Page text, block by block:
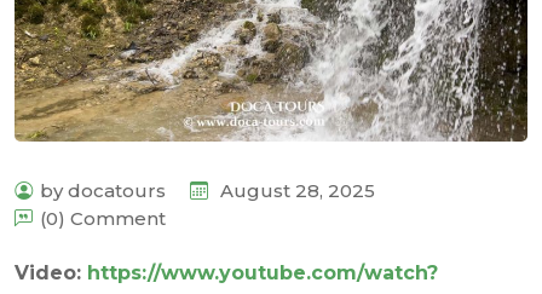
by docatours
August 28, 2025
(0) Comment
Video: https://www.youtube.com/watch?